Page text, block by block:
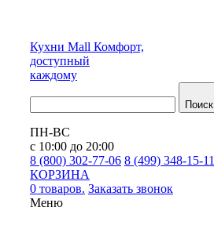
Кухни Mall Комфорт,
доступный
каждому
Поиск
ПН-ВС
с 10:00 до 20:00
8 (800) 302-77-06 8 (499) 348-15-11
КОРЗИНА
0 товаров. Заказать звонок
Меню